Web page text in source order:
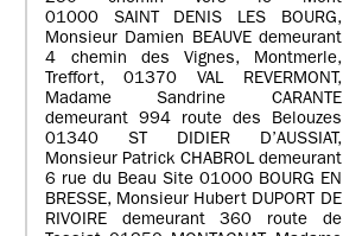
01000 SAINT DENIS LES BOURG,
Monsieur Damien BEAUVE demeurant
4 chemin des Vignes, Montmerle,
Treffort, 01370 VAL REVERMONT,
Madame Sandrine CARANTE
demeurant 994 route des Belouzes
01340 ST DIDIER D’AUSSIAT,
Monsieur Patrick CHABROL demeurant
6 rue du Beau Site 01000 BOURG EN
BRESSE, Monsieur Hubert DUPORT DE
RIVOIRE demeurant 360 route de